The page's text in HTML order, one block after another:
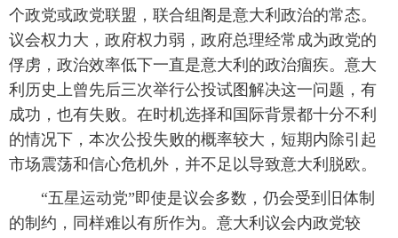
个政党或政党联盟，联合组阁是意大利政治的常态。
议会权力大，政府权力弱，政府总理经常成为政党的
俘虏，政治效率低下一直是意大利的政治痼疾。意大
利历史上曾先后三次举行公投试图解决这一问题，有
成功，也有失败。在时机选择和国际背景都十分不利
的情况下，本次公投失败的概率较大，短期内除引起
市场震荡和信心危机外，并不足以导致意大利脱欧。
“五星运动党”即使是议会多数，仍会受到旧体制
的制约，同样难以有所作为。意大利议会内政党较